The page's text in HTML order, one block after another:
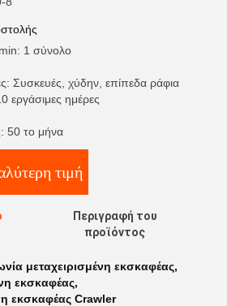
1 σύνολο
Συσκευές, χύδην, επίπεδα ράφια
ημέρες
50 το μήνα
τιμή
Περιγραφή του
προϊόντος
μεταχειρισμένη εκσκαφέας,
εκσκαφέας,
εκσκαφέας Crawler